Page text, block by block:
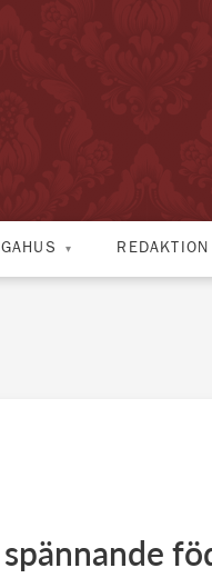
REDAKTION